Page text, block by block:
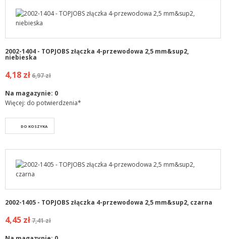
2002-1404 - TOPJOBS złączka 4-przewodowa 2,5 mm&sup2,
niebieska
4,18 zł6,97 zł
Na magazynie: 0
Więcej: do potwierdzenia*
DO KOSZYKA
2002-1405 - TOPJOBS złączka 4-przewodowa 2,5 mm&sup2, czarna
4,45 zł7,41 zł